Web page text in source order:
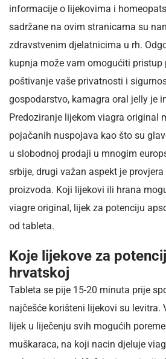
informacije o lijekovima i
sadržane na ovim stranicama su
zdravstvenim djelatnicima u rh.
kupnja može vam omogućiti pristup
poštivanje vaše privatnosti i
gospodarstvo, kamagra oral jelly je
Predoziranje lijekom viagra original
pojačanih nuspojava kao što su
u slobodnoj prodaji u mnogim
srbije, drugi važan aspekt je
proizvoda. Koji lijekovi ili hrana
viagre original, lijek za potenciju
od tableta.
Koje lijekove za
hrvatskoj
Tableta se pije 15-20 minuta prije
najčešće korišteni lijekovi su levitra.
lijek u liječenju svih mogućih
muškaraca, na koji nacin djeluje